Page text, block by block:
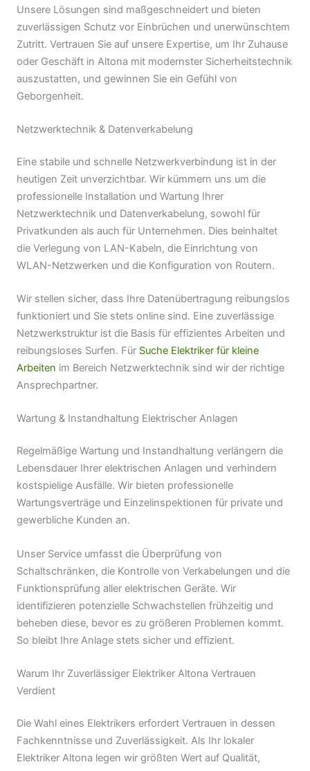
Unsere Lösungen sind maßgeschneidert und bieten
zuverlässigen Schutz vor Einbrüchen und unerwünschtem
Zutritt. Vertrauen Sie auf unsere Expertise, um Ihr Zuhause
oder Geschäft in Altona mit modernster Sicherheitstechnik
auszustatten, und gewinnen Sie ein Gefühl von
Geborgenheit.
Netzwerktechnik & Datenverkabelung
Eine stabile und schnelle Netzwerkverbindung ist in der
heutigen Zeit unverzichtbar. Wir kümmern uns um die
professionelle Installation und Wartung Ihrer
Netzwerktechnik und Datenverkabelung, sowohl für
Privatkunden als auch für Unternehmen. Dies beinhaltet
die Verlegung von LAN-Kabeln, die Einrichtung von
WLAN-Netzwerken und die Konfiguration von Routern.
Wir stellen sicher, dass Ihre Datenübertragung reibungslos
funktioniert und Sie stets online sind. Eine zuverlässige
Netzwerkstruktur ist die Basis für effizientes Arbeiten und
reibungsloses Surfen. Für Suche Elektriker für kleine
Arbeiten im Bereich Netzwerktechnik sind wir der richtige
Ansprechpartner.
Wartung & Instandhaltung Elektrischer Anlagen
Regelmäßige Wartung und Instandhaltung verlängern die
Lebensdauer Ihrer elektrischen Anlagen und verhindern
kostspielige Ausfälle. Wir bieten professionelle
Wartungsverträge und Einzelinspektionen für private und
gewerbliche Kunden an.
Unser Service umfasst die Überprüfung von
Schaltschränken, die Kontrolle von Verkabelungen und die
Funktionsprüfung aller elektrischen Geräte. Wir
identifizieren potenzielle Schwachstellen frühzeitig und
beheben diese, bevor es zu größeren Problemen kommt.
So bleibt Ihre Anlage stets sicher und effizient.
Warum Ihr Zuverlässiger Elektriker Altona Vertrauen
Verdient
Die Wahl eines Elektrikers erfordert Vertrauen in dessen
Fachkenntnisse und Zuverlässigkeit. Als Ihr lokaler
Elektriker Altona legen wir größten Wert auf Qualität,